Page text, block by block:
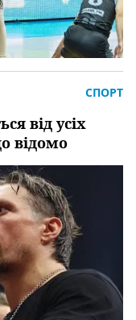
від усіх
відомо
СПОРТ